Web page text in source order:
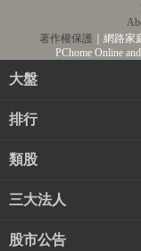
著作權保護 ｜網路
PChome Online
大盤
排行
類股
三大法人
股市公告